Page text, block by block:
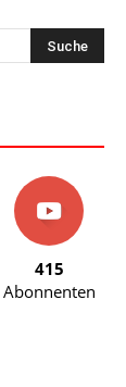
415
Abonnenten